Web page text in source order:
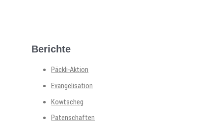
Berichte
Päckli-Aktion
Evangelisation
Kowtscheg
Patenschaften